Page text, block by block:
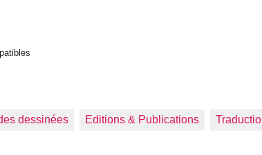
dessinées Editions & Publications